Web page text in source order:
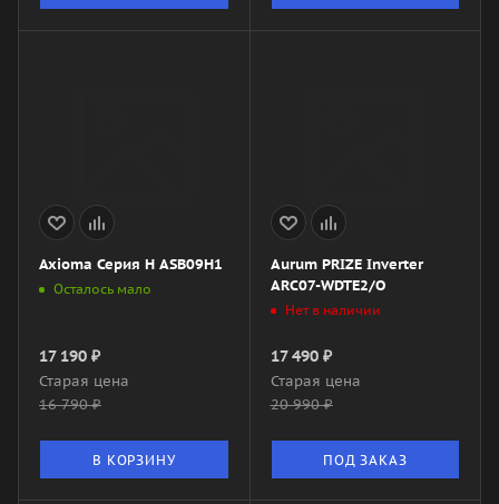
Axioma Серия H ASB09H1
Осталось мало
17 190 ₽
Старая цена
16 790₽
В КОРЗИНУ
Aurum PRIZE Inverter
ARC07-WDTE2/O
Нет в наличии
17 490₽
Старая цена
20 990₽
ПОД ЗАКАЗ